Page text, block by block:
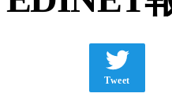
Tweet